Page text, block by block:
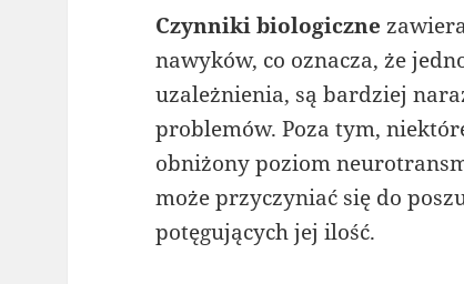
Czynniki biologiczne
nawyków, co oznacza, że
uzależnienia, są bardziej
problemów. Poza tym,
obniżony poziom
może przyczyniać się do
potęgujących jej ilość.